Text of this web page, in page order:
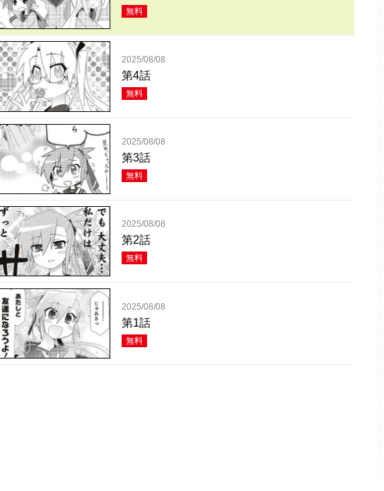
無料
2025/08/08
第4話
無料
2025/08/08
第3話
無料
2025/08/08
第2話
無料
2025/08/08
第1話
無料